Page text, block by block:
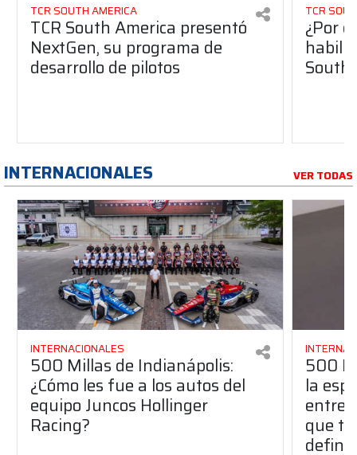
TCR SOUTH AMERICA
TCR South America presentó
NextGen, su programa de
desarrollo de pilotos
TCR
¿Por
South
INTERNACIONALES VER TODAS
INTERNACIONALES
500 Millas de Indianápolis:
¿Cómo les fue a los autos del
equipo Juncos Hollinger
Racing?
500
la
entre
que